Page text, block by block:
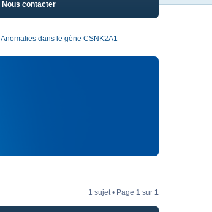
Nous contacter
Anomalies dans le gène CSNK2A1
1 sujet • Page 1 sur 1